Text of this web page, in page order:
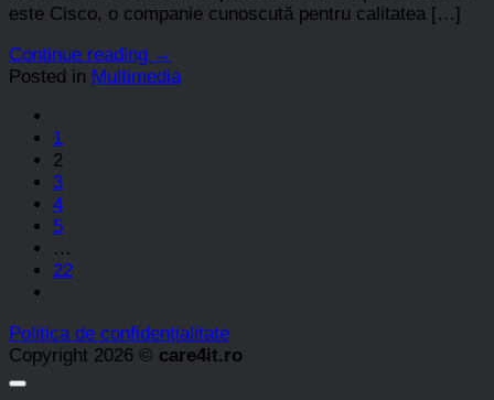
este Cisco, o companie cunoscută pentru calitatea […]
Continue reading →
Posted in Multimedia
1
2
3
4
5
…
22
Politica de confidențialitate
Copyright 2026 © care4it.ro